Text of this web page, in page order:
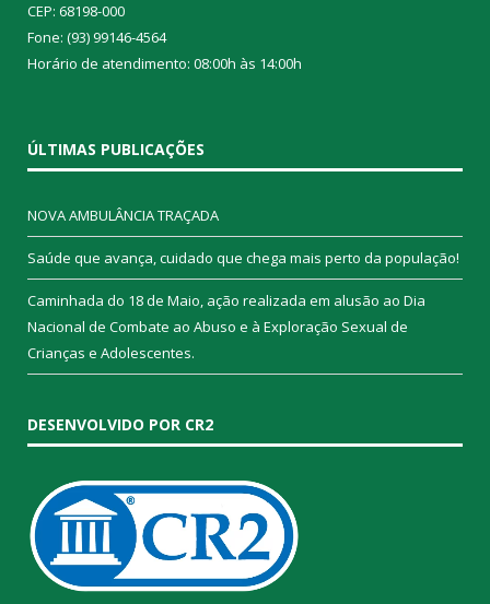
CEP: 68198-000
Fone: (93) 99146-4564
Horário de atendimento: 08:00h às 14:00h
ÚLTIMAS PUBLICAÇÕES
NOVA AMBULÂNCIA TRAÇADA
Saúde que avança, cuidado que chega mais perto da população!
Caminhada do 18 de Maio, ação realizada em alusão ao Dia
Nacional de Combate ao Abuso e à Exploração Sexual de
Crianças e Adolescentes.
DESENVOLVIDO POR CR2